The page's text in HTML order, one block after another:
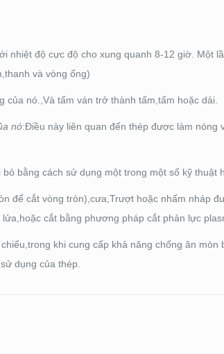
nhiệt độ cực độ cho xung quanh 8-12 giờ. Một
và vòng ống)
nó.,Và tấm ván trở thành tấm,tấm hoặc dải.
nó:Điều này liên quan đến thép được làm nóng
bằng cách sử dụng một trong một số kỹ thuật
để cắt vòng tròn),cưa,Trượt hoặc nhấm nháp
cắt bằng phương pháp cắt phản lực
khi cung cấp khả năng chống ăn mòn
dụng của thép.